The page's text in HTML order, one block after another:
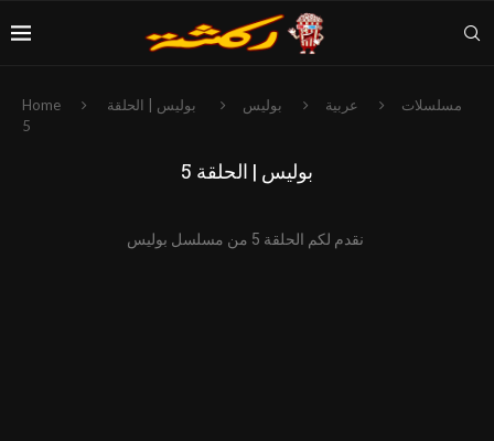
Home مسلسلات عربية بوليس
بوليس | الحلقة
5
بوليس | الحلقة 5